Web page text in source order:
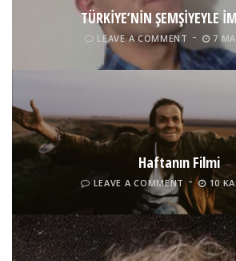
TÜRKİYE’NİN ŞEMŞİYEYLE
LEAVE A COMMENT 7
Haftanın Filmi
LEAVE A COMMENT 10